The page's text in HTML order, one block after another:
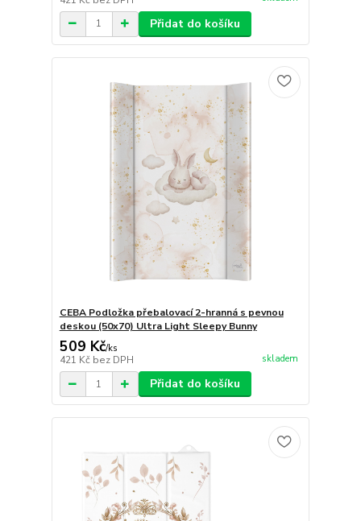
Přidat do košíku
CEBA Podložka přebalovací 2-hranná s pevnou
deskou (50x70) Ultra Light Sleepy Bunny
509 Kč/ks
421 Kč bez DPH skladem
Přidat do košíku